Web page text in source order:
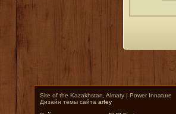
Site of the Kazakhstan, Almaty | Power Innature
Дизайн темы сайтаarfey